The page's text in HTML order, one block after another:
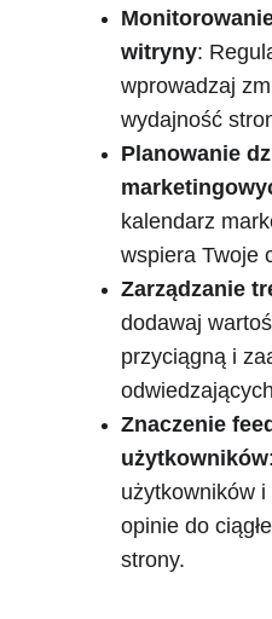
witryny:
wprowadzaj
wydajność
Planowanie
kalendarz
wspiera Twoje
Zarządzanie
dodawaj
przyciągną i
Znaczenie
użytkowników
użytkowników
opinie do
strony.